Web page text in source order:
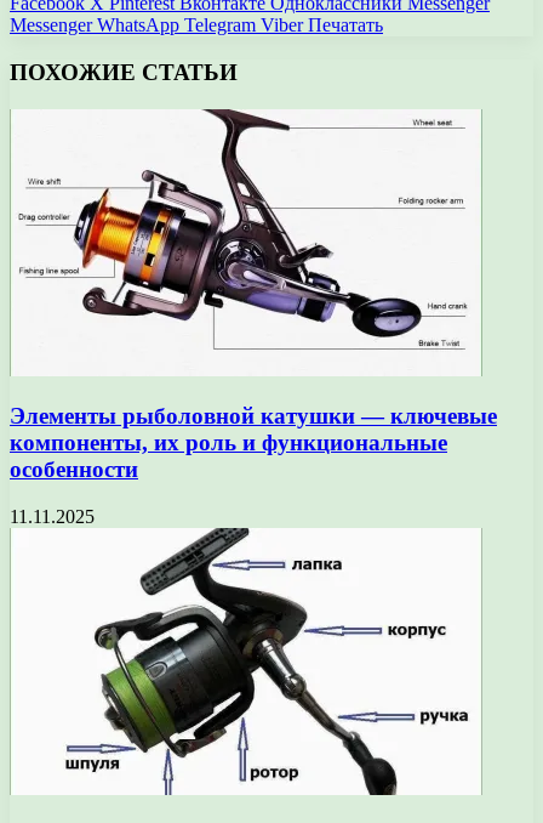
Messenger WhatsApp Telegram Viber Печатать
ПОХОЖИЕ СТАТЬИ
Элементы рыболовной катушки — ключевые
компоненты, их роль и функциональные
особенности
11.11.2025